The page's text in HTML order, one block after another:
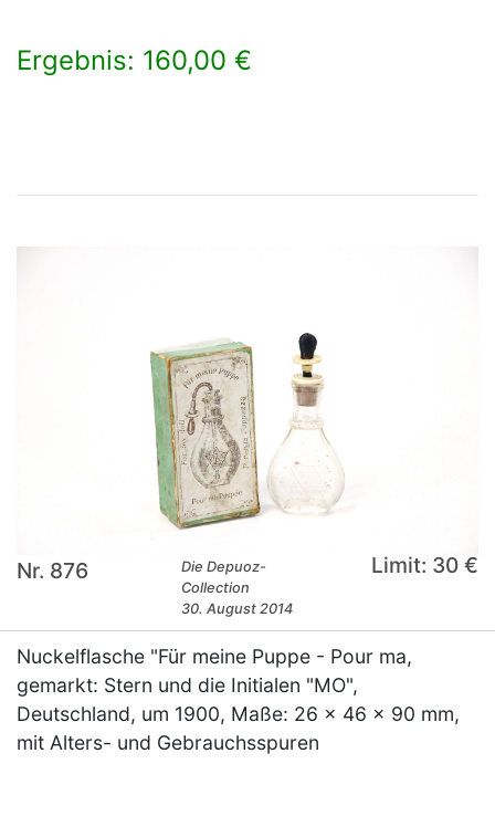
Ergebnis: 160,00 €
Nr. 876
Die Depuoz-
Collection
30. August 2014
Limit: 30 €
Nuckelflasche "Für meine Puppe - Pour ma,
gemarkt: Stern und die Initialen "MO",
Deutschland, um 1900, Maße: 26 x 46 x 90 mm,
mit Alters- und Gebrauchsspuren